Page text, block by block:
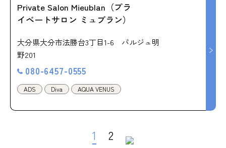
Private Salon Mieublan（プラ
イベートサロン ミュブラン）
大分県大分市法勝台3丁目1-6 パルジュ明
野201
080-6457-0555
ADS Diva AQUA VENUS
1 2